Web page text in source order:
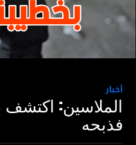
أخبار
الملاسين: اكتشف
فذبحه